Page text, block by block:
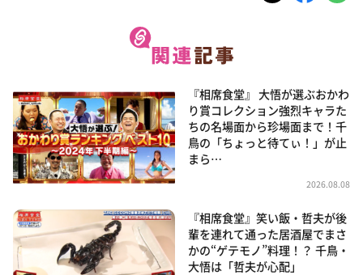
『相席食堂』 大悟が選ぶおかわ
り賞コレクション強烈キャラた
ちの名場面から珍場面まで！千
鳥の「ちょっと待てぃ！」が止
まら…
2026.08.08
『相席食堂』笑い飯・哲夫が後
輩を連れて通った居酒屋でまさ
かの“ゲテモノ”料理！？ 千鳥・
大悟は「哲夫が心配」